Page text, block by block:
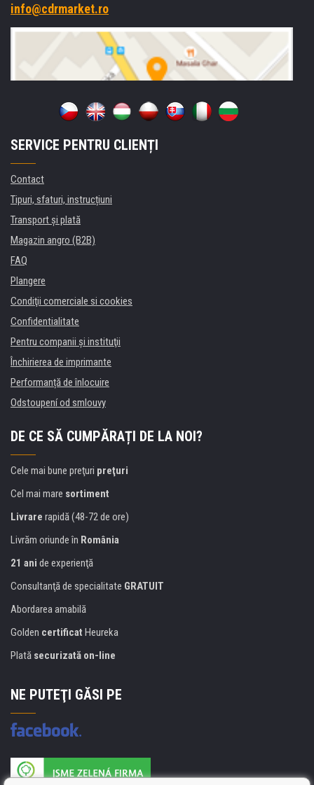
info@cdrmarket.ro
SERVICE PENTRU CLIENȚI
Contact
Tipuri, sfaturi, instrucțiuni
Transport şi plată
Magazin angro (B2B)
FAQ
Plangere
Condiţii comerciale si cookies
Confidentialitate
Pentru companii și instituţii
Închirierea de imprimante
Performanță de înlocuire
Odstoupení od smlouvy
DE CE SĂ CUMPĂRAȚI DE LA NOI?
Cele mai bune preţuri preţuri
Cel mai mare sortiment
Livrare rapidă (48-72 de ore)
Livrăm oriunde în România
21 ani de experienţă
Consultanţă de specialitate GRATUIT
Abordarea amabilă
Golden certificat Heureka
Plată securizată on-line
NE PUTEŢI GĂSI PE